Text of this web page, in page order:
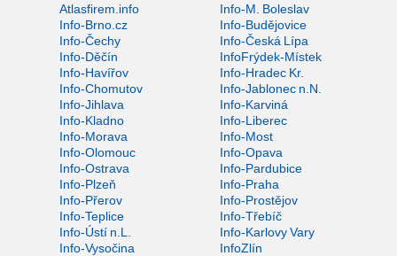
Atlasfirem.info
Info-M. Boleslav
Info-Brno.cz
Info-Budějovice
Info-Čechy
Info-Česká Lípa
Info-Děčín
InfoFrýdek-Místek
Info-Havířov
Info-Hradec Kr.
Info-Chomutov
Info-Jablonec n.N.
Info-Jihlava
Info-Karviná
Info-Kladno
Info-Liberec
Info-Morava
Info-Most
Info-Olomouc
Info-Opava
Info-Ostrava
Info-Pardubice
Info-Plzeň
Info-Praha
Info-Přerov
Info-Prostějov
Info-Teplice
Info-Třebíč
Info-Ústí n.L.
Info-Karlovy Vary
Info-Vysočina
InfoZlín